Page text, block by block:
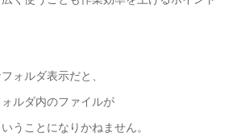
ォルダ表示だと、
ルダ内のファイルが
うことになりかねません。